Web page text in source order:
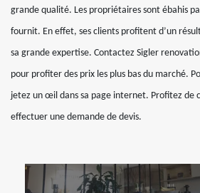
grande qualité. Les propriétaires sont ébahis
fournit. En effet, ses clients profitent d’un
sa grande expertise. Contactez Sigler
pour profiter des prix les plus bas du marché.
jetez un œil dans sa page internet. Profitez de
effectuer une demande de devis.